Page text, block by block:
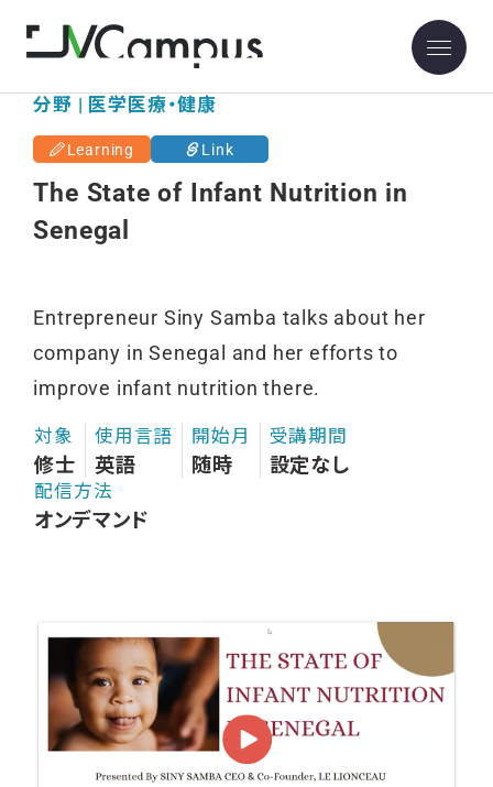
分野 | 医学医療・健康
Learning Link
The State of Infant Nutrition in
Senegal
Entrepreneur Siny Samba talks about her
company in Senegal and her efforts to
improve infant nutrition there.
対象
修士
使用言語
英語
開始月
随時
受講期間
設定なし
配信方法
オンデマンド